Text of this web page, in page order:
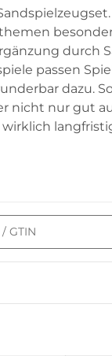
durch
passen
dazu.
nicht nur gut